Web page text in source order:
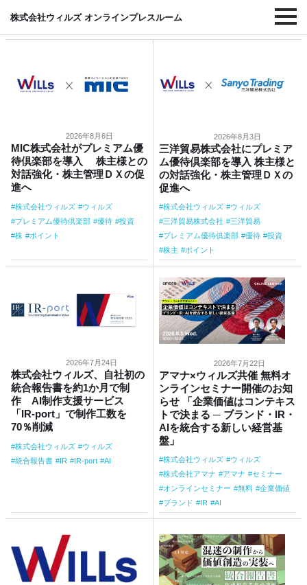
株式会社ウィルズ オンラインプレスルーム
#株式
2026年8月6日
MIC株式会社がプレミアム優
待倶楽部を導入 株主様との
対話強化・株主管理ＤＸの促
進へ
株式会社ウィルズ
ウィルズ
プレミアム優待倶楽部
優待
投資
株
ポイント
2026年8月3日
三洋貿易株式会社にプレミア
ム優待倶楽部を導入 株主様と
の対話強化・株主管理ＤＸの
促進へ
株式会社ウィルズ
ウィルズ
三洋貿易株式会社
三洋貿易
プレミアム優待俱楽部
優待
投資
株主
ポイント
2026年7月24日
株式会社ウィルズ、自社初の
統合報告書を約1か月で制
作 AI制作支援サービス
「IR-port」で制作工数を
70％削減
株式会社ウィルズ
ウィルズ
統合報告書
IR IR-port AI
2026年7月22日
アマナ×ウィルズ共催 無料オ
ンラインセミナー開催のお知
らせ 「企業価値はコンテキス
トで決まる ─ ブランド・IR・
AIを統合する新しい経営基
盤」
株式会社ウィルズ
ウィルズ
株式会社アマナ
アマナ
セミナー
オンラインセミナー
無料
企業価値
ブランド
IR AI